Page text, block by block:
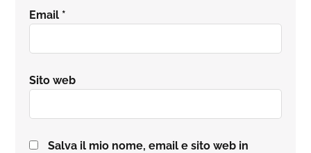
Email *
Sito web
Salva il mio nome, email e sito web in